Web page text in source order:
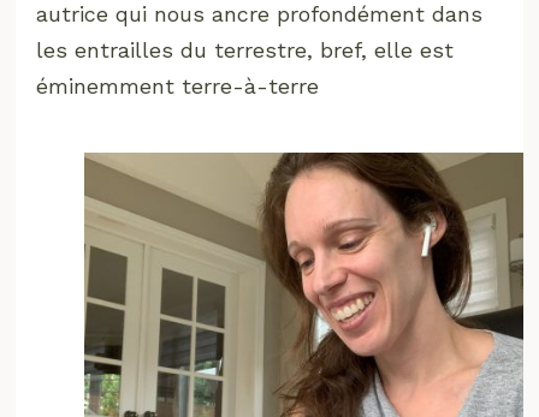
autrice qui nous ancre profondément dans
les entrailles du terrestre, bref, elle est
éminemment terre-à-terre